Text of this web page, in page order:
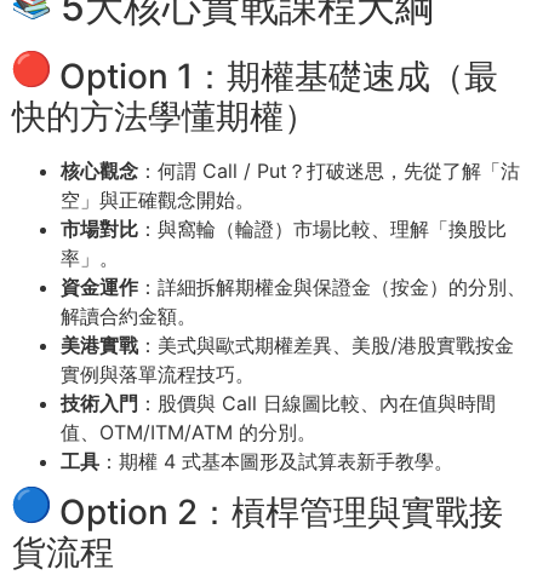
Option 1：期權基礎速成（最
快的方法學懂期權）
核心觀念 ：何謂 Call / Put？打破迷思，先從了解「沽
空」與正確觀念開始。
市場對比 ：與窩輪（輪證）市場比較、理解「換股比
率」。
資金運作 ：詳細拆解期權金與保證金（按金）的分別、
解讀合約金額。
美港實戰 ：美式與歐式期權差異、美股/港股實戰按金
實例與落單流程技巧。
技術入門 ：股價與 Call 日線圖比較、內在值與時間
值、OTM/ITM/ATM 的分別。
工具 ：期權 4 式基本圖形及試算表新手教學。
Option 2：槓桿管理與實戰接
貨流程